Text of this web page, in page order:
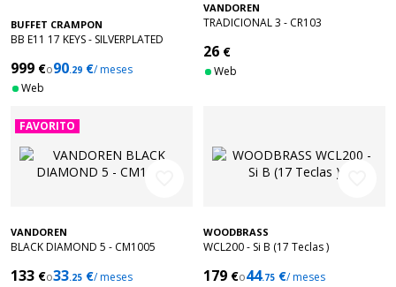
BUFFET CRAMPON
BB E11 17 KEYS - SILVERPLATED
999 €o90.29 €/ meses
Web
VANDOREN
TRADICIONAL 3 - CR103
26 €
Web
FAVORITO
VANDOREN
BLACK DIAMOND 5 - CM1005
133 €o33.25 €/ meses
WOODBRASS
WCL200 - Si B (17 Teclas )
179 €o44.75 €/ meses